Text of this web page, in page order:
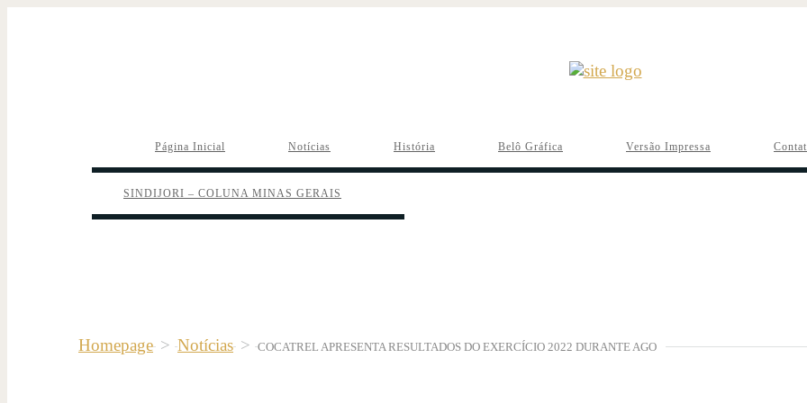
Página Inicial Notícias História Belô Gráfica Versão Impressa
SINDIJORI – COLUNA MINAS GERAIS
Homepage > Notícias > COCATREL APRESENTA RESULTADOS DO EXERCÍCIO 2022 DURANTE AGO